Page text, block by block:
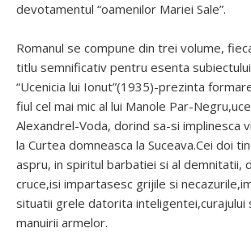
devotamentul “oamenilor Mariei Sale”.
Romanul se compune din trei volume,
titlu semnificativ pentru esenta
“Ucenicia lui Ionut”(1935)-prezinta
fiul cel mai mic al lui Manole Par-
Alexandrel-Voda, dorind sa-si implinesca
la Curtea domneasca la Suceava.Cei doi
aspru, in spiritul barbatiei si al demnitatii,
cruce,isi impartasesc grijile si
situatii grele datorita inteligentei,curajului
manuirii armelor.